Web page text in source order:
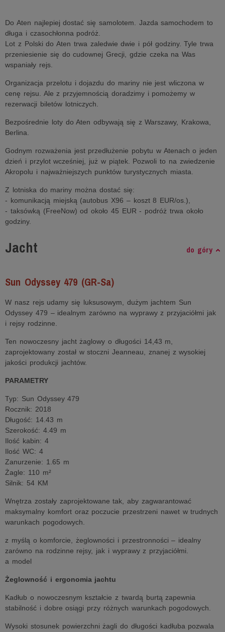
Do Aten najlepiej dostać się samolotem. Jazda samochodem to
długa i czasochłonna podróż.
Lot z Polski do Aten trwa zaledwie dwie i pół godziny. Tyle trwa
przeniesienie się do cudownej Grecji, gdzie czeka na Was
wspaniały rejs.
Organizacja przelotu i dojazdu do mariny nie jest wliczona w
cenę rejsu. Ale z przyjemnością doradzimy i pomożemy w
rezerwacji biletów lotniczych.
Bezpośrednie loty do Aten odbywają się z Warszawy, Krakowa,
Berlina.
Godnym rozważenia jest przedłużenie pobytu w Atenach o jeden
dzień i przylot wcześniej, już w piątek. Pozwoli to na zwiedzenie
Akropolu i najważniejszych punktów turystycznych miasta.
Z lotniska do mariny można dostać się:
- komunikacją miejską (autobus X96 – koszt 8 EUR/os.),
- taksówką (FreeNow) od około 45 EUR - podróż trwa około
godziny.
Jacht do góry
Sun Odyssey 479 (GR-Sa)
W nasz rejs udamy się luksusowym, dużym jachtem Sun
Odyssey 479 – idealnym zarówno na wyprawy z przyjaciółmi jak
i rejsy rodzinne.
Ten nowoczesny jacht żaglowy o długości 14,43 m,
zaprojektowany został w stoczni Jeanneau, znanej z wysokiej
jakości produkcji jachtów.
PARAMETRY
Typ: Sun Odyssey 479
Rocznik: 2018
Długość: 14.43 m
Szerokość: 4.49 m
Ilość kabin: 4
Ilość WC: 4
Zanurzenie: 1.65 m
Żagle: 110 m²
Silnik: 54 KM
Wnętrza zostały zaprojektowane tak, aby zagwarantować
maksymalny komfort oraz poczucie przestrzeni nawet w trudnych
warunkach pogodowych.
z myślą o komforcie, żeglowności i przestronności – idealny
zarówno na rodzinne rejsy, jak i wyprawy z przyjaciółmi.
a model
Żeglowność i ergonomia jachtu
Kadłub o nowoczesnym kształcie z twardą burtą zapewnia
stabilność i dobre osiągi przy różnych warunkach pogodowych.
Wysoki stosunek powierzchni żagli do długości kadłuba pozwala